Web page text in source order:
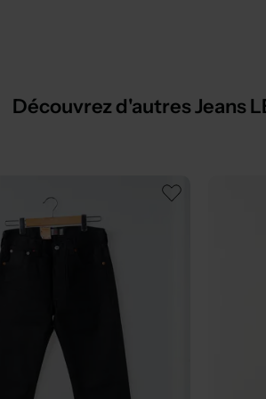
Découvrez d'autres Jeans